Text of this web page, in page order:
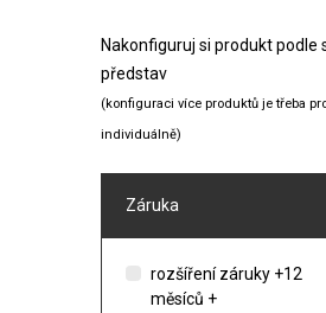
Nakonfiguruj si produkt podle
představ
(konfiguraci více produktů je třeba
individuálně)
Záruka
rozšíření záruky +12
měsíců +